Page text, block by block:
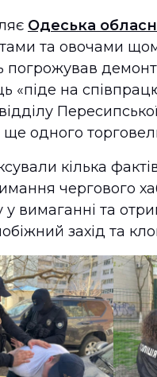
Одеська
та овочами
погрожував
«піде на
одного
кілька
чергового
у вимаганні та
захід та